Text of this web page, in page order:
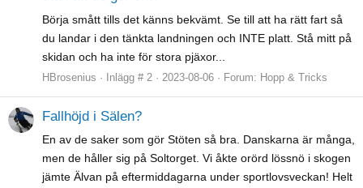
Börja smått tills det känns bekvämt. Se till att ha rätt fart så
du landar i den tänkta landningen och INTE platt. Stå mitt på
skidan och ha inte för stora pjäxor...
HBrosenius Inlägg # 2 2023-08-06 Forum: Hopp & Tricks
Fallhöjd i Sälen?
En av de saker som gör Stöten så bra. Danskarna är många,
men de håller sig på Soltorget. Vi åkte orörd lössnö i skogen
jämte Älvan på eftermiddagarna under sportlovsveckan! Helt